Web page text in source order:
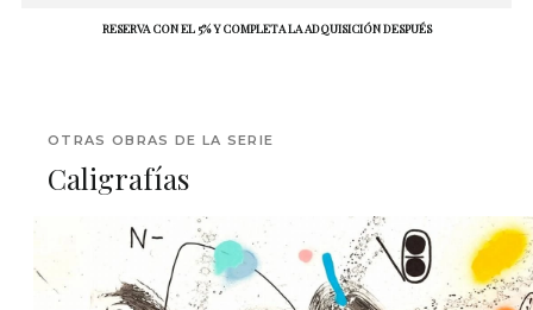
RESERVA CON EL 5% Y COMPLETA LA ADQUISICIÓN DESPUÉS
OTRAS OBRAS DE LA SERIE
Caligrafías